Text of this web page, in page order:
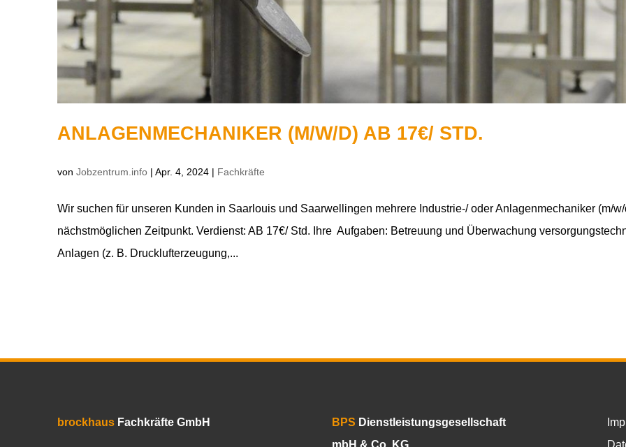
ANLAGENMECHANIKER (M/W/D) AB 17€/ STD.
vonJobzentrum.info |Apr. 4, 2024 | Fachkräfte
Wir suchen für unseren Kunden in Saarlouis und Saarwellingen mehrere Industrie-/ oder Anlagenmechaniker (m/
nächstmöglichen Zeitpunkt. Verdienst: AB 17€/ Std. Ihre Aufgaben: Betreuung und Überwachung
Anlagen (z. B. Drucklufterzeugung,...
brockhaus Fachkräfte GmbH BPS Dienstleistungsgesellschaft
mbH & Co. KG